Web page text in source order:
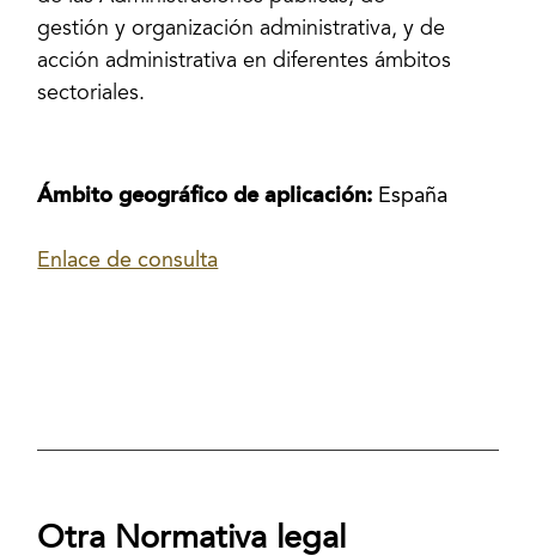
gestión y organización administrativa, y de
acción administrativa en diferentes ámbitos
sectoriales.
Ámbito geográfico de aplicación: España
Enlace de consulta
Otra Normativa legal